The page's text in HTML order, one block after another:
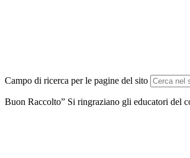
Campo di ricerca per le pagine del sito
Buon Raccolto” Si ringraziano gli educatori del